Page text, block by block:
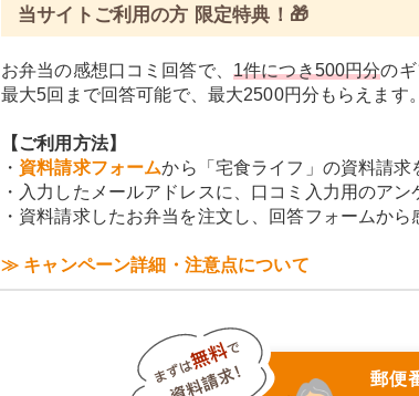
当サイトご利用の方 限定特典！🎁
お弁当の感想口コミ回答で、 1件につき500円分の
最大5回まで回答可能で、最大2500円分もらえます
【ご利用方法】
・ 資料請求フォームから「宅食ライフ」の資料請求
・入力したメールアドレスに、口コミ入力用のア
・資料請求したお弁当を注文し、回答フォームか
≫ キャンペーン詳細・注意点について
郵便